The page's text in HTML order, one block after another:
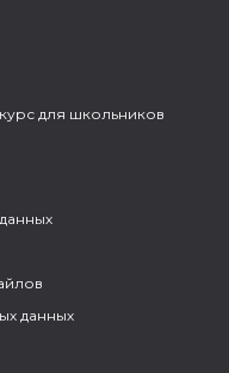
для школьников
данных